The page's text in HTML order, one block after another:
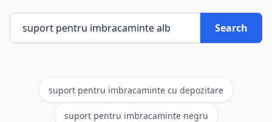
Search
suport pentru imbracaminte cu depozitare
suport pentru imbracaminte negru